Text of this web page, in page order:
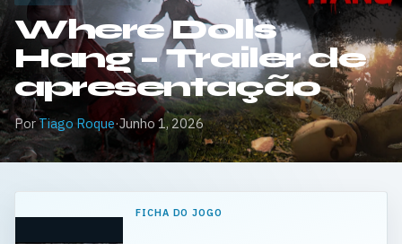
Where Dolls
Hang – Trailer de
apresentação
PorTiago Roque·Junho 1, 2026
FICHA DO JOGO